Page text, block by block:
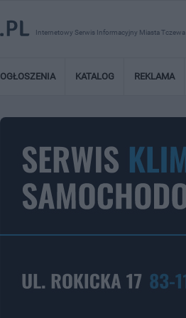
Internetowy Serwis Informacyjny Miasta Tczewa
OGŁOSZENIA KATALOG REKLAMA